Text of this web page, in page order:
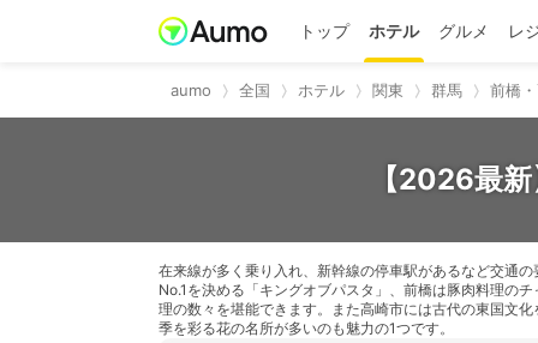
トップ ホテル グルメ レ
aumo 全国 ホテル 関東 群馬 前橋
【2026最
在来線が多く乗り入れ、新幹線の停車駅があるなど交通
No.1を決める「キングオブパスタ」、前橋は豚肉料理の
理の数々を堪能できます。また高崎市には古代の東国文
季を彩る花の名所が多いのも魅力の1つです。